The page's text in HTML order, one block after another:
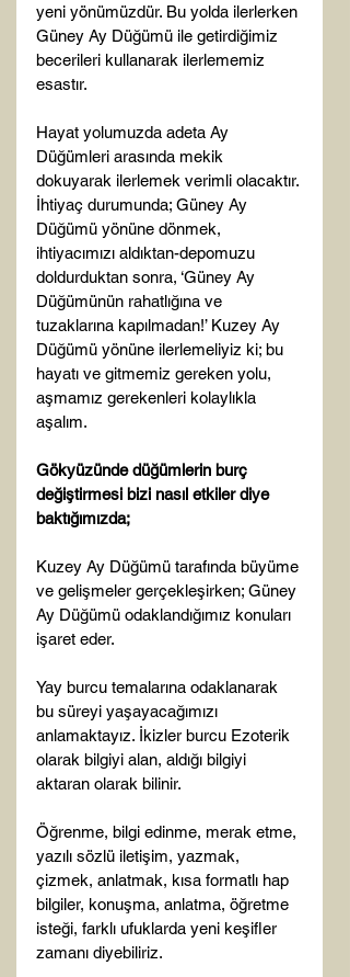
yeni yönümüzdür. Bu yolda ilerlerken
Güney Ay Düğümü ile getirdiğimiz
becerileri kullanarak ilerlememiz
esastır.
Hayat yolumuzda adeta Ay
Düğümleri arasında mekik
dokuyarak ilerlemek verimli olacaktır.
İhtiyaç durumunda; Güney Ay
Düğümü yönüne dönmek,
ihtiyacımızı aldıktan-depomuzu
doldurduktan sonra, ‘Güney Ay
Düğümünün rahatlığına ve
tuzaklarına kapılmadan!’ Kuzey Ay
Düğümü yönüne ilerlemeliyiz ki; bu
hayatı ve gitmemiz gereken yolu,
aşmamız gerekenleri kolaylıkla
aşalım.
Gökyüzünde düğümlerin burç
değiştirmesi bizi nasıl etkiler diye
baktığımızda;
Kuzey Ay Düğümü tarafında büyüme
ve gelişmeler gerçekleşirken; Güney
Ay Düğümü odaklandığımız konuları
işaret eder.
Yay burcu temalarına odaklanarak
bu süreyi yaşayacağımızı
anlamaktayız. İkizler burcu Ezoterik
olarak bilgiyi alan, aldığı bilgiyi
aktaran olarak bilinir.
Öğrenme, bilgi edinme, merak etme,
yazılı sözlü iletişim, yazmak,
çizmek, anlatmak, kısa formatlı hap
bilgiler, konuşma, anlatma, öğretme
isteği, farklı ufuklarda yeni keşifler
zamanı diyebiliriz.